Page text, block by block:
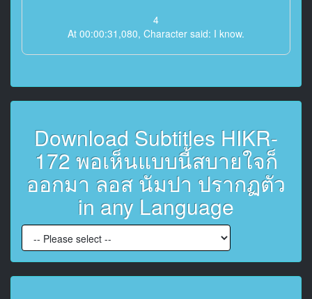
4
At 00:00:31,080, Character said: I know.
6
worked with you, we, you know.
7
At 00:00:46,060, Character said: We picked up on you
on the street.
8
At 00:00:48,700, Character said: Do you remember?
Download Subtitles HIKR-
172 พอเห็นแบบนี้สบายใจก็
ออกมา ลอส นัมปา ปรากฏตัว
in any Language